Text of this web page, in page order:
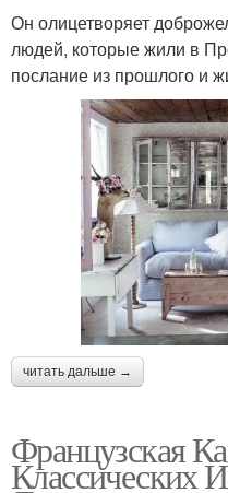
Он олицетворяет
людей, которые жили в
послание из прошлого и
читать дальше →
Французская
Классических